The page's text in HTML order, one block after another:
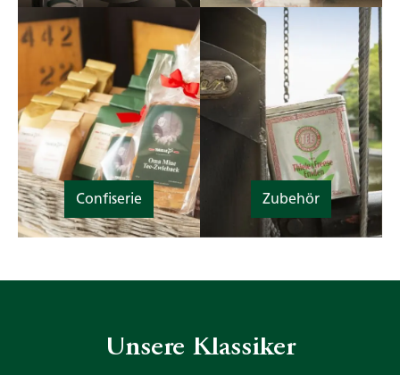
Confiserie Zubehör
Unsere Klassiker